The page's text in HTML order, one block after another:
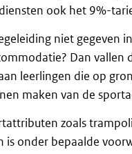
ook het 9%-
niet gegeven
Dan
leerlingen die op
maken van de
zoals
onder bepaalde